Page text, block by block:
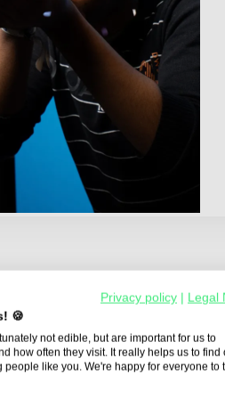
Privacy policy
Legal
🍪
not edible, but are important for us to
how often they visit. It really helps us to find
like you. We're happy for everyone to